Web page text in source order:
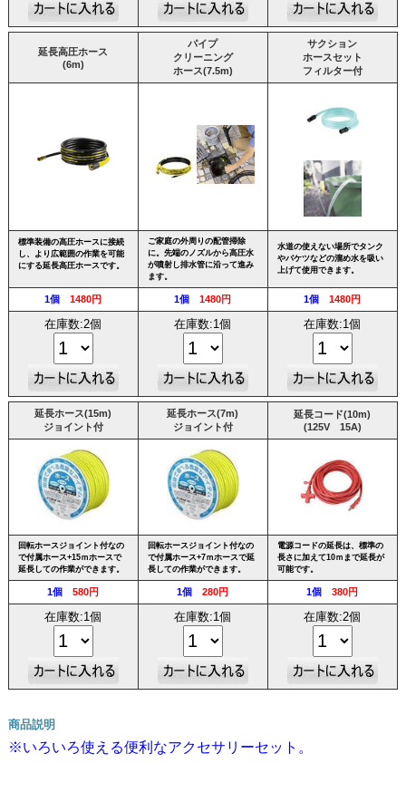
延長高圧ホース
(6m)
パイプ
クリーニング
ホース(7.5m)
サクション
ホースセット
フィルター付
標準装備の高圧ホースに接続
し、より広範囲の作業を可能
にする延長高圧ホースです。
ご家庭の外周りの配管掃除
に。先端のノズルから高圧水
が噴射し排水管に沿って進み
ます。
水道の使えない場所でタンク
やバケツなどの溜め水を吸い
上げて使用できます。
1個 1480円 1個 1480円 1個 1480円
在庫数:2個 在庫数:1個 在庫数:1個
延長ホース(15m)
ジョイント付
延長ホース(7m)
ジョイント付
延長コード(10m)
(125V 15A)
回転ホースジョイント付なの
で付属ホース+15ｍホースで
延長しての作業ができます。
回転ホースジョイント付なの
で付属ホース+7ｍホースで延
長しての作業ができます。
電源コードの延長は、標準の
長さに加えて10ｍまで延長が
可能です。
1個 580円 1個 280円 1個 380円
在庫数:1個 在庫数:1個 在庫数:2個
商品説明
※いろいろ使える便利なアクセサリーセット。